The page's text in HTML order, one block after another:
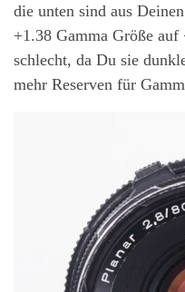
die unten sind aus
+1.38 Gamma Größe
schlecht, da Du sie
mehr Reserven für